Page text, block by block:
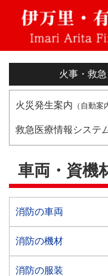
火事・救
火災発生案内 （自動案
救急医療情報システ
車両・資機
消防の車両
消防の機材
消防の服装